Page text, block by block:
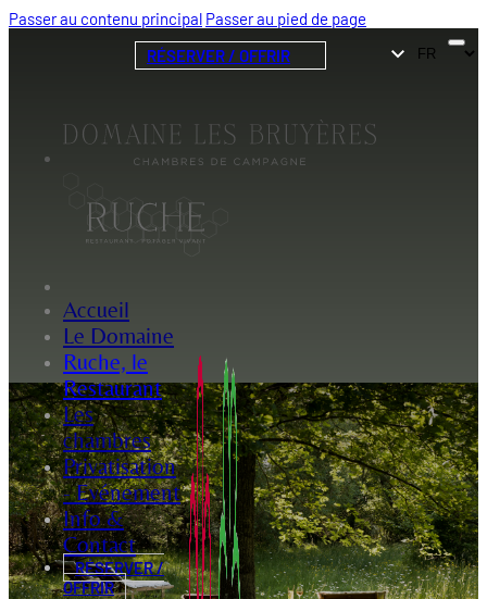
Passer au contenu principal Passer au pied de page
Accueil
Le Domaine
Ruche, le
Restaurant
Les
chambres
Privatisation
- Evénement
Info &
Contact
RÉSERVER /
OFFRIR
RÉSERVER / OFFRIR